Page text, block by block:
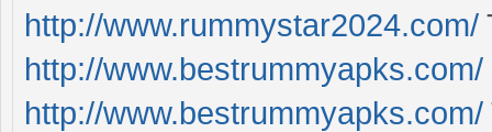
http://www.rummystar2024.com/
http://www.bestrummyapks.com/
http://www.bestrummyapks.com/